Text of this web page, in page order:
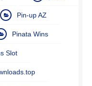
Pin-up AZ
Pinata Wins
Slot